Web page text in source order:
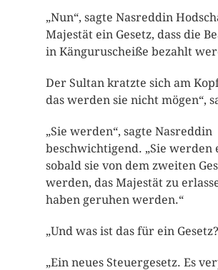
„Nun“, sagte Nasreddin
Majestät ein Gesetz, dass die
in Känguruscheiße bezahlt
Der Sultan kratzte sich am
das werden sie nicht mögen“,
„Sie werden“, sagte Nasreddin
beschwichtigend. „Sie werden
sobald sie von dem zweiten
werden, das Majestät zu
haben geruhen werden.“
„Und was ist das für ein
„Ein neues Steuergesetz. Es